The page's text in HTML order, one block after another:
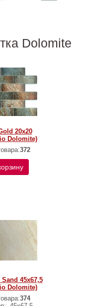
Dolomite
20х20
Dolomite)
372
45x67,5
Dolomite)
374